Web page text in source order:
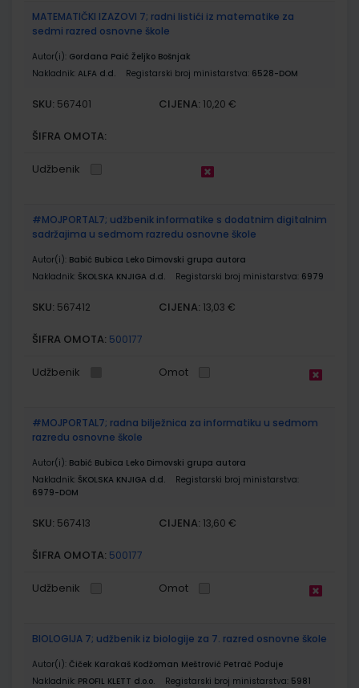
MATEMATIČKI IZAZOVI 7; radni listići iz matematike za
sedmi razred osnovne škole
Autor(i): Gordana Paić Željko Bošnjak
Nakladnik: ALFA d.d. Registarski broj ministarstva: 6528-DOM
SKU: 567401 CIJENA: 10,20 €
ŠIFRA OMOTA:
Udžbenik
#MOJPORTAL7; udžbenik informatike s dodatnim digitalnim
sadržajima u sedmom razredu osnovne škole
Autor(i): Babić Bubica Leko Dimovski grupa autora
Nakladnik: ŠKOLSKA KNJIGA d.d. Registarski broj ministarstva: 6979
SKU: 567412 CIJENA: 13,03 €
ŠIFRA OMOTA: 500177
Udžbenik Omot
#MOJPORTAL7; radna bilježnica za informatiku u sedmom
razredu osnovne škole
Autor(i): Babić Bubica Leko Dimovski grupa autora
Nakladnik: ŠKOLSKA KNJIGA d.d.
Registarski broj ministarstva:
6979-DOM
SKU: 567413 CIJENA: 13,60 €
ŠIFRA OMOTA: 500177
Udžbenik Omot
BIOLOGIJA 7; udžbenik iz biologije za 7. razred osnovne škole
Autor(i): Čiček Karakaš Kodžoman Meštrović Petrač Poduje
Nakladnik: PROFIL KLETT d.o.o. Registarski broj ministarstva: 5981